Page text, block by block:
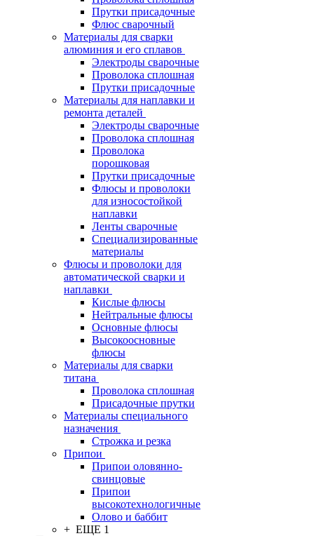
Прутки присадочные
Флюс сварочный
Материалы для сварки
алюминия и его сплавов
Электроды сварочные
Проволока сплошная
Прутки присадочные
Материалы для наплавки и
ремонта деталей
Электроды сварочные
Проволока сплошная
Проволока
порошковая
Прутки присадочные
Флюсы и проволоки
для износостойкой
наплавки
Ленты сварочные
Специализированные
материалы
Флюсы и проволоки для
автоматической сварки и
наплавки
Кислые флюсы
Нейтральные флюсы
Основные флюсы
Высокоосновные
флюсы
Материалы для сварки
титана
Проволока сплошная
Присадочные прутки
Материалы специального
назначения
Строжка и резка
Припои
Припои оловянно-
свинцовые
Припои
высокотехнологичные
Олово и баббит
+ ЕЩЕ 1